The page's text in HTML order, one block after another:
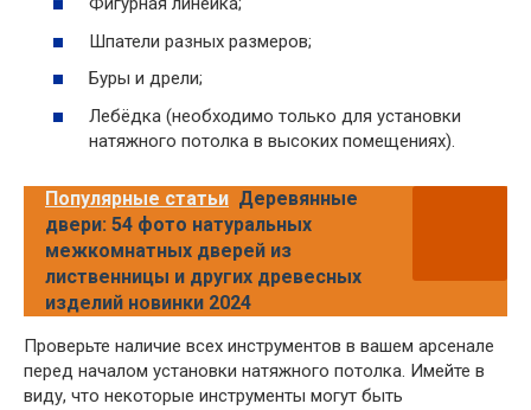
Шпатели разных размеров;
Буры и дрели;
Лебёдка (необходимо только для установки
натяжного потолка в высоких помещениях).
Популярные статьи Деревянные
двери: 54 фото натуральных
межкомнатных дверей из
лиственницы и других древесных
изделий новинки 2024
Проверьте наличие всех инструментов в вашем арсенале
перед началом установки натяжного потолка. Имейте в
виду, что некоторые инструменты могут быть